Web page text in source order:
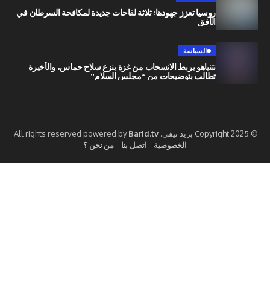
روسيا تعزز جهودها: ثلاثة لقاحات جديدة لمكافحة السرطان في
الأفق
نتنياهو يربط الانسحاب من غزة بنزع سلاح حماس، والأخيرة
تطالب بتوضيحات من “مجلس السلام”
Barid.tv
اتصل بنا من نحن ؟